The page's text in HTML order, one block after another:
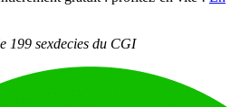
199 sexdecies du CGI